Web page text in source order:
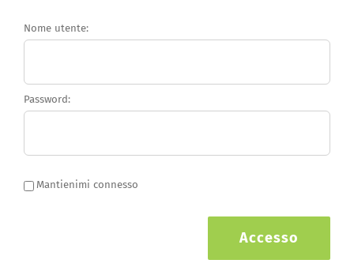
Nome utente:
Password:
Mantienimi connesso
Accesso